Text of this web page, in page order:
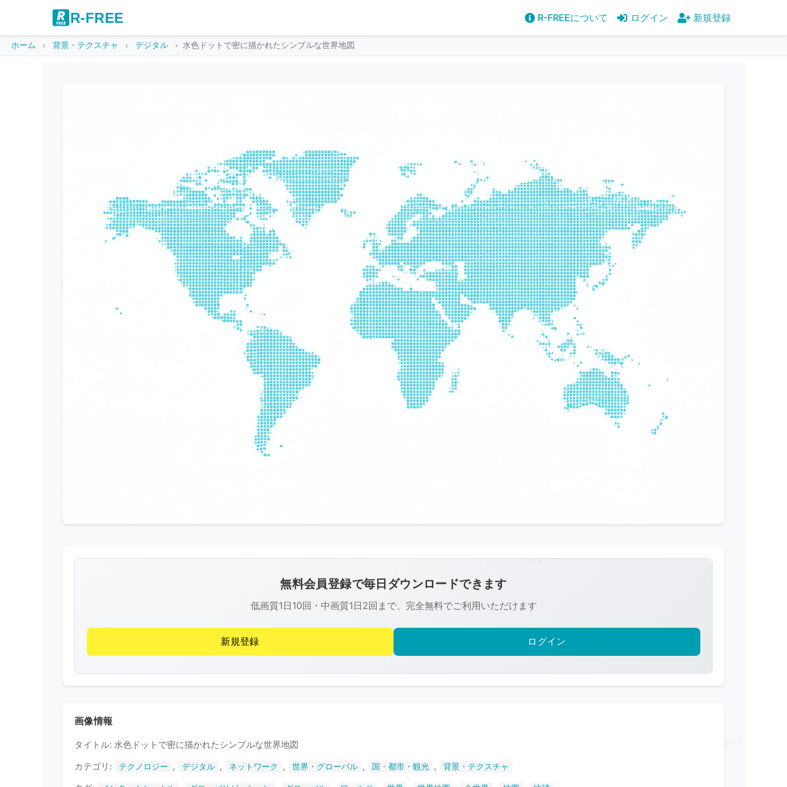
R-FREE R-FREEについて ログイン 新規登録
ホーム 背景・テクスチャ デジタル 水色ドットで密に描かれたシンプルな世界地図
像
R-
FREE
著
作
権
れ
て
無料会員登録で毎日ダウンロードできます
低画質1日10回・中画質1日2回まで、完全無料でご利用いただけます
新規登録 ログイン
画像情報
タイトル: 水色ドットで密に描かれたシンプルな世界地図
カテゴリ:
テクノロジー , デジタル , ネットワーク , 世界・グローバル , 国・都市・観光 , 背景・テクスチャ